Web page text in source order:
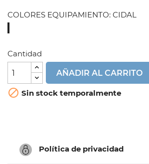
COLORES EQUIPAMIENTO: CIDAL
Cantidad
AÑADIR AL CARRITO
 Sin stock temporalmente
Política de privacidad